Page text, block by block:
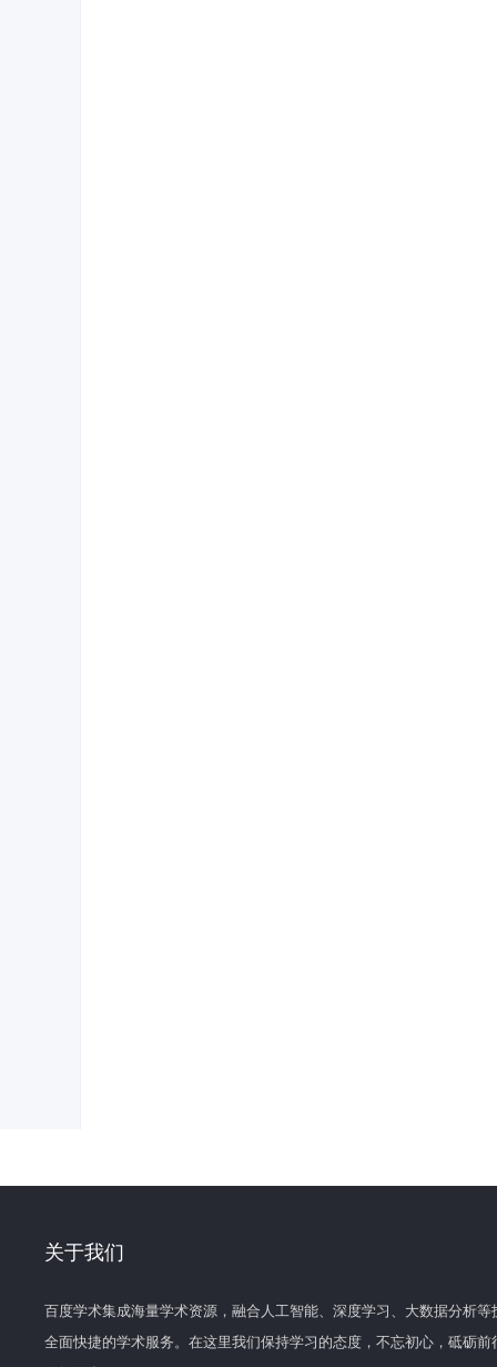
关于我们
百度学术集成海量学术资源，融合人工智能、深度学习、大数据分析
全面快捷的学术服务。在这里我们保持学习的态度，不忘初心，砥砺前